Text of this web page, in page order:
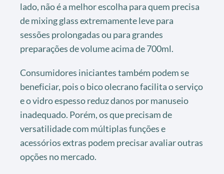
lado, não é a melhor escolha para quem precisa
de mixing glass extremamente leve para
sessões prolongadas ou para grandes
preparações de volume acima de 700ml.
Consumidores iniciantes também podem se
beneficiar, pois o bico olecrano facilita o serviço
e o vidro espesso reduz danos por manuseio
inadequado. Porém, os que precisam de
versatilidade com múltiplas funções e
acessórios extras podem precisar avaliar outras
opções no mercado.